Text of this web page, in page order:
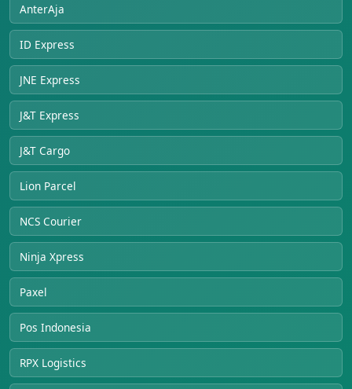
AnterAja
ID Express
JNE Express
J&T Express
J&T Cargo
Lion Parcel
NCS Courier
Ninja Xpress
Paxel
Pos Indonesia
RPX Logistics